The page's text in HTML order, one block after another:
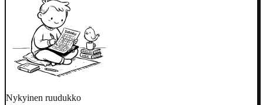
Nykyinen ruudukko